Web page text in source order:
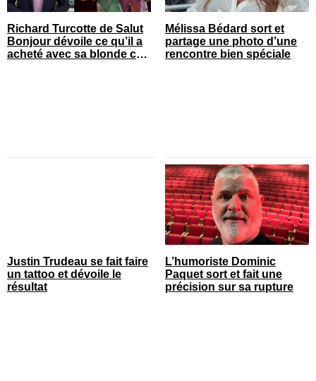
Richard Turcotte de Salut
Bonjour dévoile ce qu’il a
acheté avec sa blonde cet
Mélissa Bédard sort et
partage une photo d’une
rencontre bien spéciale
Justin Trudeau se fait faire
un tattoo et dévoile le
résultat
L’humoriste Dominic
Paquet sort et fait une
précision sur sa rupture